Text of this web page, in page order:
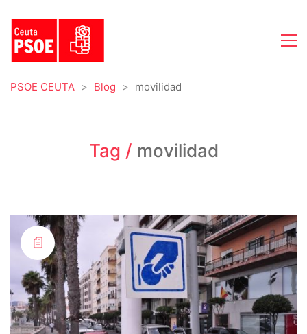
PSOE CEUTA > Blog > movilidad
Tag / movilidad